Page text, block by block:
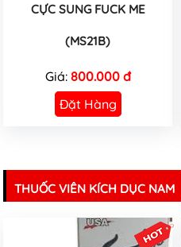
CỰC SUNG FUCK ME
(MS21B)
Giá: 800.000 đ
Đặt Hàng
THUỐC VIÊN KÍCH DỤC NAM